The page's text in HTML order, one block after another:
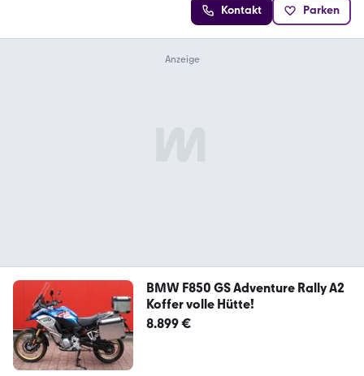
Kontakt Parken
BMW F850 GS Adventure Rally A2
Koffer volle Hütte!
8.899 €